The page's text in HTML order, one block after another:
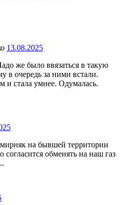
13.08.2025
же было ввязаться в такую
в очередь за ними встали.
и стала умнее. Одумалась.
на бывшей территории
обменять на наш газ